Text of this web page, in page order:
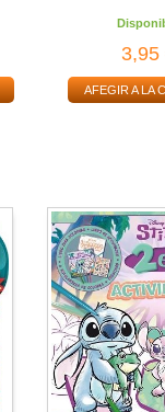
3,95
AFEGIR A LA